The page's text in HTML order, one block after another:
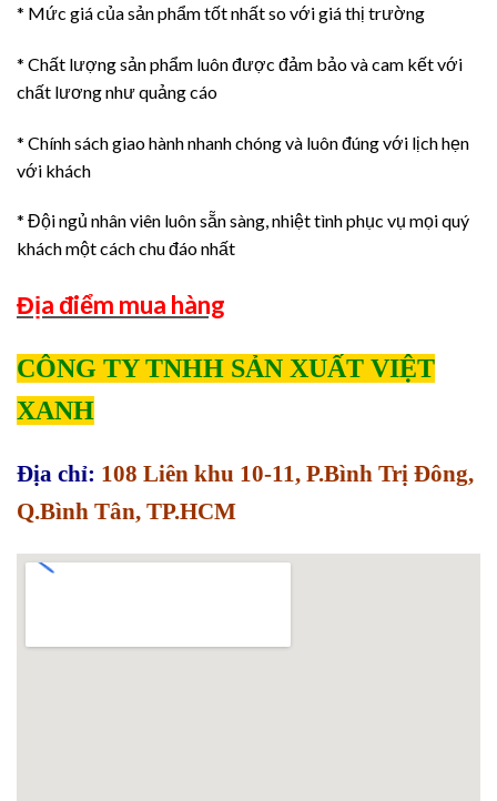
* Mức giá của sản phẩm tốt nhất so với giá thị trường
* Chất lượng sản phẩm luôn được đảm bảo và cam kết với
chất lương như quảng cáo
* Chính sách giao hành nhanh chóng và luôn đúng với lịch hẹn
với khách
* Đội ngủ nhân viên luôn sẵn sàng, nhiệt tình phục vụ mọi quý
khách một cách chu đáo nhất
Địa điểm mua hàng
CÔNG TY TNHH SẢN XUẤT VIỆT
XANH
Địa chỉ: 108 Liên khu 10-11, P.Bình Trị Đông,
Q.Bình Tân, TP.HCM